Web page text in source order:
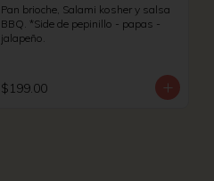
Pan brioche, Salami kosher y salsa
BBQ. *Side de pepinillo - papas -
jalapeño.
$199.00